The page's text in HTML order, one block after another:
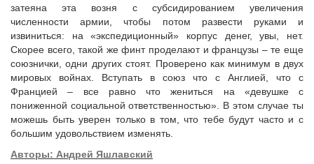
затеяна эта возня с субсидированием увеличения
численности армии, чтобы потом развести руками и
извиниться: на «экспедиционный» корпус денег, увы, нет.
Скорее всего, такой же финт проделают и французы – те еще
союзнички, одни других стоят. Проверено как минимум в двух
мировых войнах. Вступать в союз что с Англией, что с
Францией – все равно что жениться на «девушке с
пониженной социальной ответственностью». В этом случае ты
можешь быть уверен только в том, что тебе будут часто и с
большим удовольствием изменять.
Авторы: Андрей Яшлавский